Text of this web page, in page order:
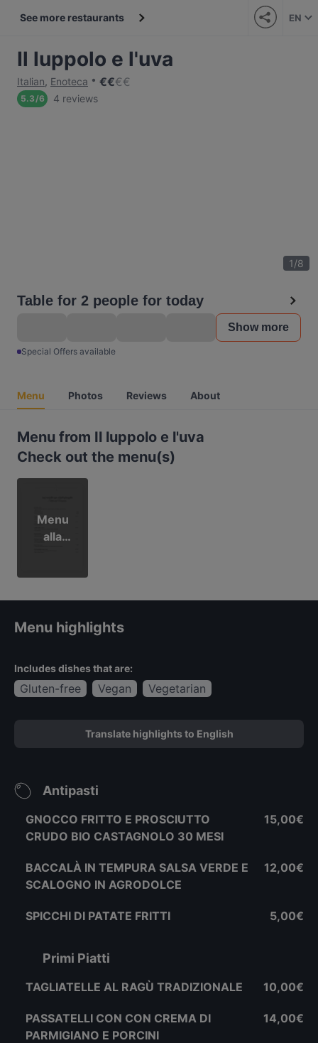
See more restaurants EN
Il luppolo e l'uva
Italian, Enoteca €€€€
5.3/6 4 reviews
1/8
Table for 2 people for today
Show more
Special Offers available
Menu Photos Reviews About
Menu from Il luppolo e l'uva
Check out the menu(s)
Menu
alla
Menu highlights
Includes dishes that are:
Gluten-free Vegan Vegetarian
Translate highlights to English
Antipasti
GNOCCO FRITTO E PROSCIUTTO
CRUDO BIO CASTAGNOLO 30 MESI
15,00€
BACCALÀ IN TEMPURA SALSA VERDE E
SCALOGNO IN AGRODOLCE
12,00€
SPICCHI DI PATATE FRITTI 5,00€
Primi Piatti
TAGLIATELLE AL RAGÙ TRADIZIONALE 10,00€
PASSATELLI CON CON CREMA DI
PARMIGIANO E PORCINI
14,00€